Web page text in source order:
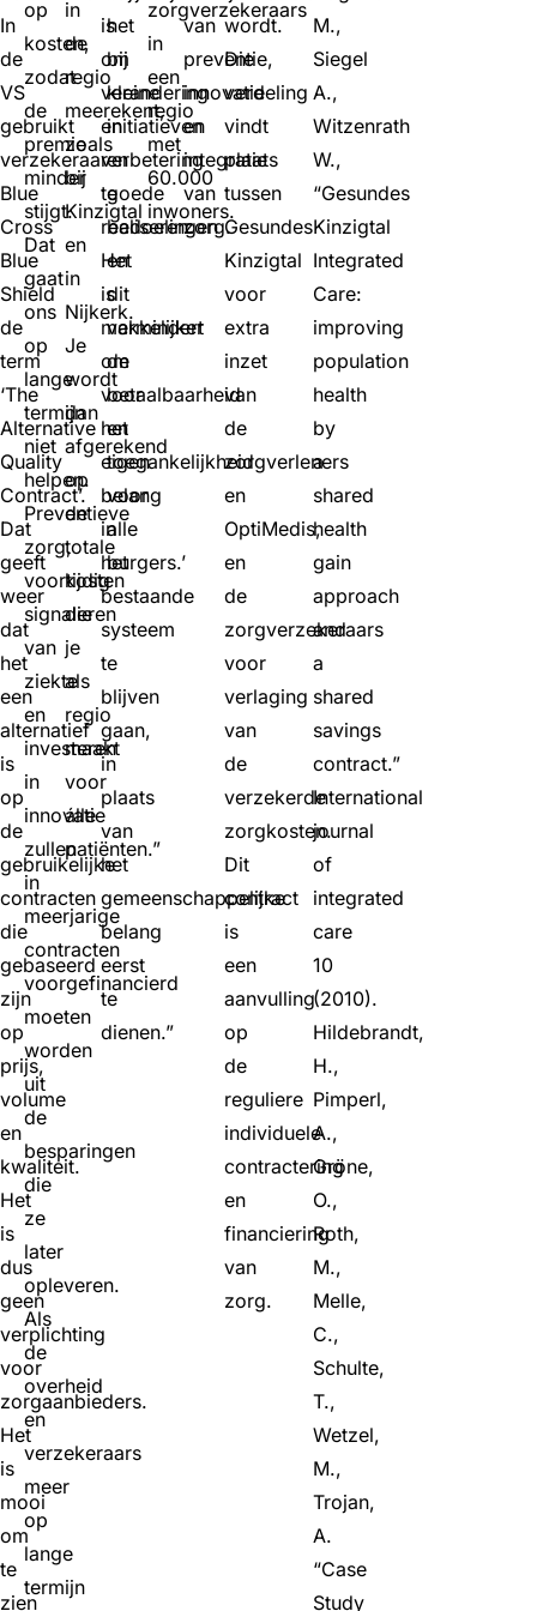
In
de
VS
gebruikt
verzekeraar
Blue
Cross
Blue
Shield
de
term
‘The
Alternative
Quality
Contract’.
Dat
geeft
weer
dat
het
een
alternatief
is
op
de
gebruikelijke
contracten
die
gebaseerd
zijn
op
prijs,
volume
en
kwaliteit.
Het
is
dus
geen
verplichting
voor
zorgaanbieders.
Het
is
mooi
om
te
zien
op
kosten,
zodat
de
premie
minder
stijgt.
Dat
gaat
ons
op
lange
termijn
niet
helpen.
Preventieve
zorg,
voortijdig
signaleren
van
ziekte
en
investeren
in
innovatie
zullen
in
meerjarige
contracten
voorgefinancierd
moeten
worden
uit
de
besparingen
die
ze
later
opleveren.
Als
de
overheid
en
verzekeraars
meer
op
lange
termijn
in
de
regio
meerekent,
zoals
bij
Kinzigtal
en
in
Nijkerk.
Je
wordt
dan
afgerekend
op
de
totale
kosten
die
je
als
regio
maakt
voor
álle
patiënten.”
is
om
verandering
en
verbetering
te
realiseren.
Het
is
makkelijker
om
voor
het
eigen
belang
in
het
bestaande
systeem
te
blijven
gaan,
in
plaats
van
het
gemeenschappelijke
belang
eerst
te
dienen.”
het
bij
kleine
initiatieven
en
goede
bedoelingen
en
dit
vermindert
de
betaalbaarheid
en
toegankelijkheid
voor
alle
burgers.’
zorgverzekeraars
in
een
regio
met
60.000
inwoners.
van
preventie,
innovatie
en
integratie
van
zorg.
wordt.
Die
verdeling
vindt
plaats
tussen
Gesundes
Kinzigtal
voor
extra
inzet
van
de
zorgverleners
en
OptiMedis,
en
de
zorgverzekeraars
voor
verlaging
van
de
verzekerde
zorgkosten.
Dit
contract
is
een
aanvulling
op
de
reguliere
individuele
contractering
en
financiering
van
zorg.
M.,
Siegel
A.,
Witzenrath
W.,
“Gesundes
Kinzigtal
Integrated
Care:
improving
population
health
by
a
shared
health
gain
approach
and
a
shared
savings
contract.”
International
journal
of
integrated
care
10
(2010).
Hildebrandt,
H.,
Pimperl,
A.,
Gröne,
O.,
Roth,
M.,
Melle,
C.,
Schulte,
T.,
Wetzel,
M.,
Trojan,
A.
“Case
Study